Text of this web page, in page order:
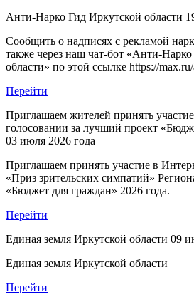
Анти-Нарко Гид Иркутской области
Сообщить о надписях с рекламой
также через наш чат-бот «Анти-
области» по этой ссылке https://
Перейти
Приглашаем жителей принять
голосовании за лучший проект
03 июля 2026 года
Приглашаем принять участие в
«Приз зрительских симпатий»
«Бюджет для граждан» 2026 года.
Перейти
Единая земля Иркутской области 09
Единая земля Иркутской области
Перейти